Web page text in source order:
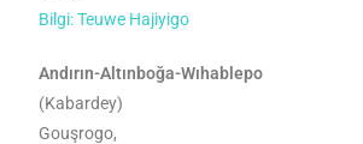
Bilgi: Teuwe Hajiyigo
Andırın-Altınboğa-Wıhablepo
(Kabardey)
Gouşrogo,